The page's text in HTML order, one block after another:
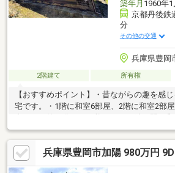
築年月 1960年
京都丹後鉄
分
その他の交通
兵庫県豊岡
2階建て 所有権
【おすすめポイント】・昔ながらの趣を感
宅です。・1階に和室6部屋、2階に和室2部
ったりとした時間を過ごせます。・収納を
内を整理しながら利用できます。・キッチ
窓があり換気にも配慮されています。・自然
で、四季の移ろいを身近に感じられます。
兵庫県豊岡市加陽 980万円